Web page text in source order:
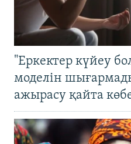
"Еркектер күйеу
моделін
ажырасу қайта